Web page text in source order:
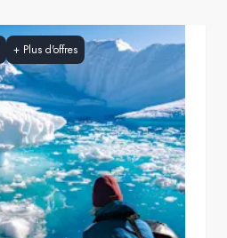
+ Plus d'offres